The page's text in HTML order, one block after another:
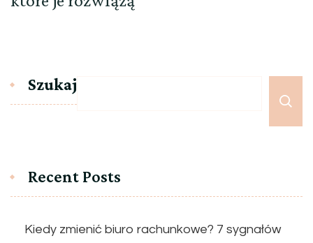
Szukaj
Recent Posts
Kiedy zmienić biuro rachunkowe? 7 sygnałów